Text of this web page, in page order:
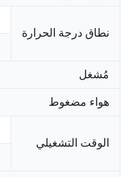
نطاق درجة الحرارة
مُشغل
هواء مضغوط
الوقت التشغيلي